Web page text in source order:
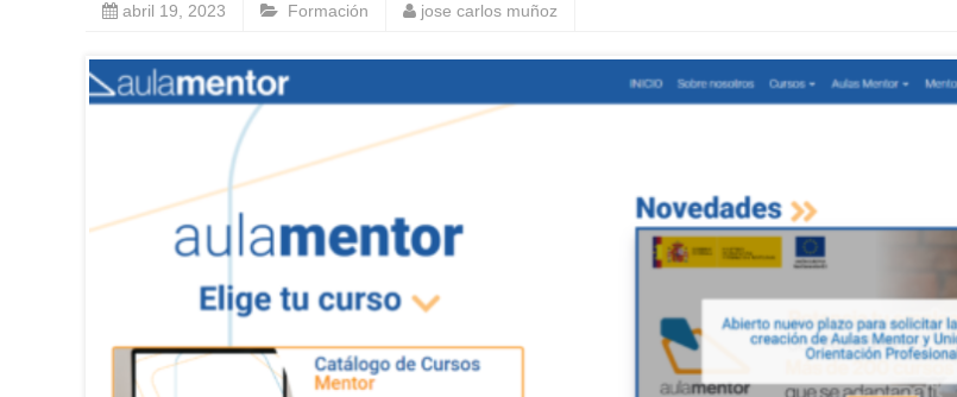
abril 19, 2023 Formación jose carlos muñoz